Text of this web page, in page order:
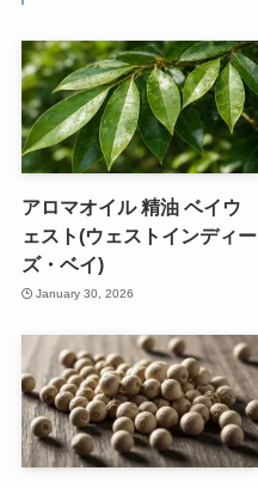
アロマオイル 精油 ベイウ
ェスト(ウェストインディー
ズ・ベイ)
January 30, 2026